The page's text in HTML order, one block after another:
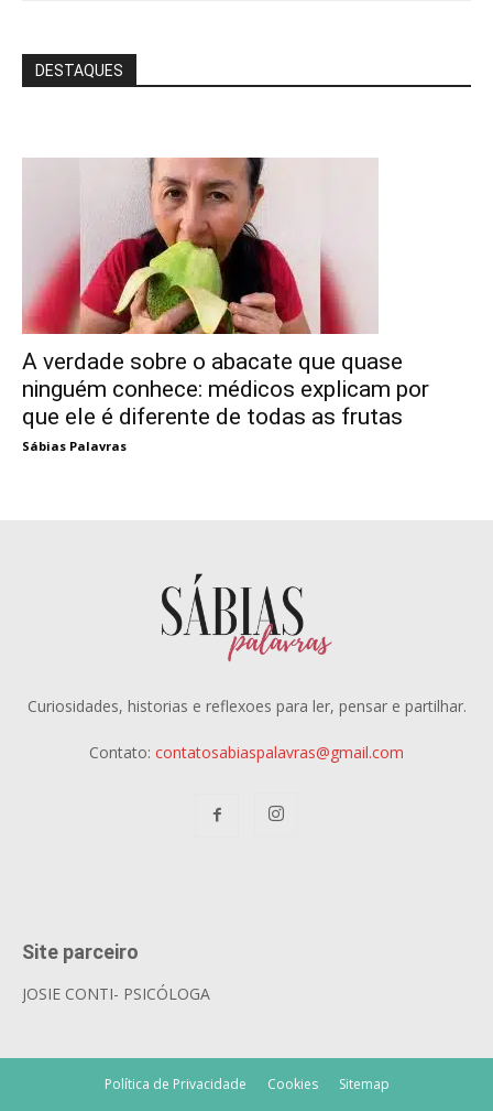
DESTAQUES
A verdade sobre o abacate que quase
ninguém conhece: médicos explicam por
que ele é diferente de todas as frutas
Sábias Palavras
Curiosidades, historias e reflexoes para ler, pensar e partilhar.
Contato: contatosabiaspalavras@gmail.com
Site parceiro
JOSIE CONTI- PSICÓLOGA
Política de Privacidade Cookies Sitemap